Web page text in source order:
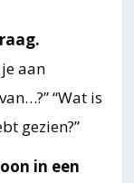
aan
“Wat is
gezien?”
in een